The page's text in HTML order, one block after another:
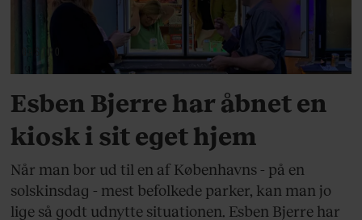
GASTRO
Esben Bjerre har åbnet en
kiosk i sit eget hjem
Når man bor ud til en af Københavns - på en
solskinsdag - mest befolkede parker, kan man jo
lige så godt udnytte situationen. Esben Bjerre har